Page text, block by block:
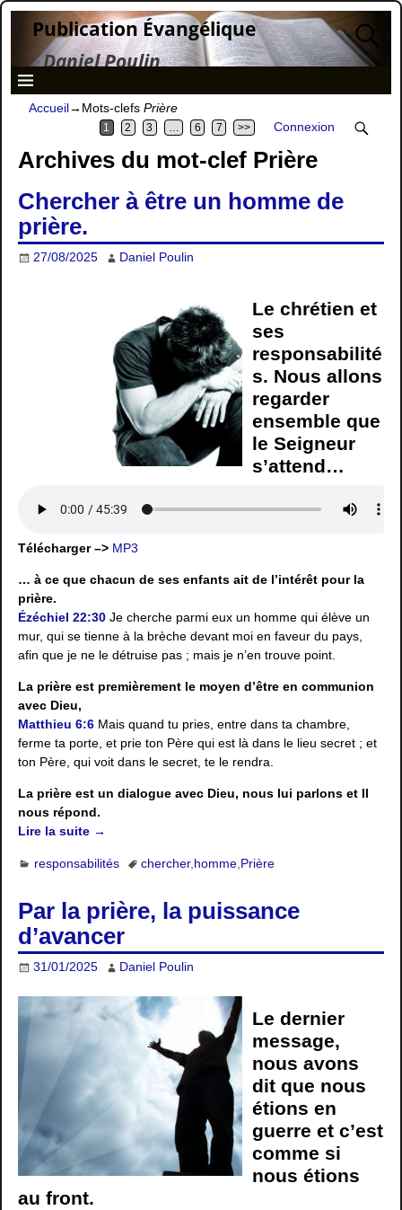
Publication Évangélique
Daniel Poulin
Accueil→Mots-clefs Prière
1 2 3 … 6 7 >> Connexion
Archives du mot-clef Prière
Chercher à être un homme de
prière.
27/08/2025 Daniel Poulin
Le chrétien et
ses
responsabilité
s. Nous allons
regarder
ensemble que
le Seigneur
s’attend…
Télécharger –> MP3
… à ce que chacun de ses enfants ait de l’intérêt pour la
prière.
Ézéchiel 22:30 Je cherche parmi eux un homme qui élève un
mur, qui se tienne à la brèche devant moi en faveur du pays,
afin que je ne le détruise pas ; mais je n’en trouve point.
La prière est premièrement le moyen d’être en communion
avec Dieu,
Matthieu 6:6 Mais quand tu pries, entre dans ta chambre,
ferme ta porte, et prie ton Père qui est là dans le lieu secret ; et
ton Père, qui voit dans le secret, te le rendra.
La prière est un dialogue avec Dieu, nous lui parlons et Il
nous répond.
Lire la suite →
responsabilités chercher, homme, Prière
Par la prière, la puissance
d’avancer
31/01/2025 Daniel Poulin
Le dernier
message,
nous avons
dit que nous
étions en
guerre et c’est
comme si
nous étions
au front.